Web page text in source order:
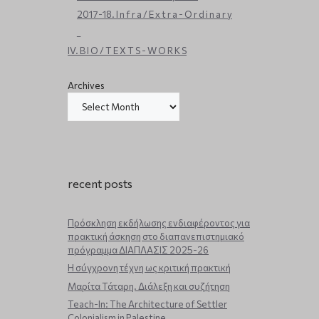
2017-18. I n f r a / E x t r a - O r d i n a r y
IV. B I O / T E X T S - W O R K S
Archives
recent posts
Πρόσκληση εκδήλωσης ενδιαφέροντος για
πρακτική άσκηση στο διαπανεπιστημιακό
πρόγραμμα ΔΙΑΠΛΑΣΙΣ 2025-26
Η σύγχρονη τέχνη ως κριτική πρακτική
Μαρίτα Τάταρη. Διάλεξη και συζήτηση
Teach-In: The Architecture of Settler